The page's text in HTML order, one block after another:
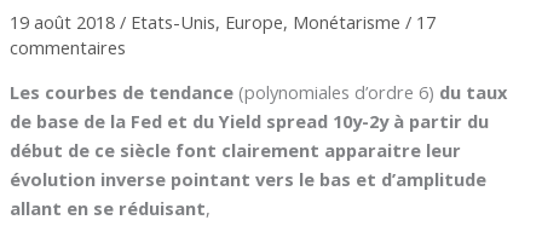
19 août 2018 / Etats-Unis, Europe, Monétarisme / 17
commentaires
Les courbes de tendance (polynomiales d’ordre 6) du taux
de base de la Fed et du Yield spread 10y-2y à partir du
début de ce siècle font clairement apparaitre leur
évolution inverse pointant vers le bas et d’amplitude
allant en se réduisant,